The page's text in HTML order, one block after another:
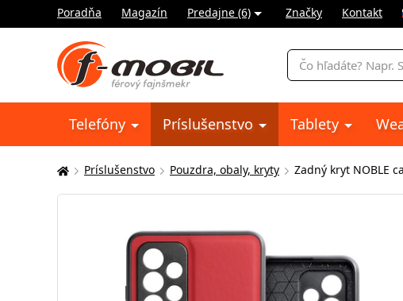
Poradňa Magazín Predajne (6) Značky Kontakt
Vyhľadávanie
Telefóny Príslušenstvo Tablety
Tu
sa
Príslušenstvo Pouzdra, obaly, kryty Zadný kryt NOBLE